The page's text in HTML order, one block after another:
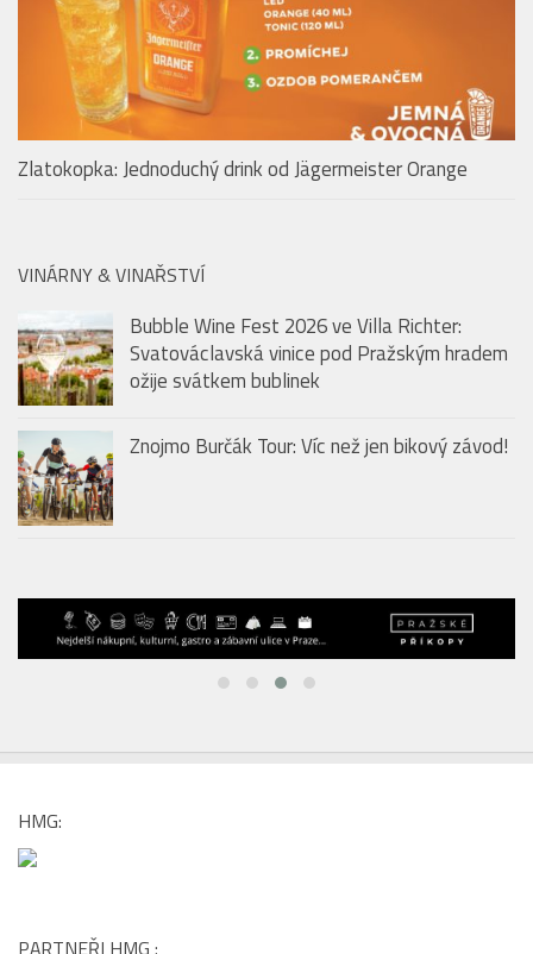
VINÁRNY & VINAŘSTVÍ
Svatováclavská vinice pod Pražským hradem
ožije svátkem bublinek